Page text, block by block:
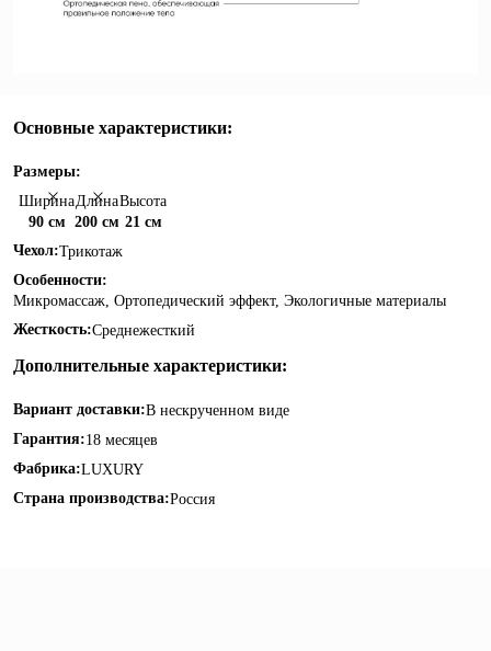
Основные характеристики:
Размеры:
Ширина
90 см
Длина
200 см
Высота
21 см
Чехол:Трикотаж
Особенности:
Микромассаж, Ортопедический эффект, Экологичные материалы
Жесткость:Среднежесткий
Дополнительные характеристики:
Вариант доставки:В нескрученном виде
Гарантия:18 месяцев
Фабрика:LUXURY
Страна производства:Россия